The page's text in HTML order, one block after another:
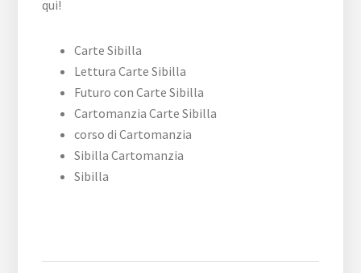
Carte Sibilla
Lettura Carte Sibilla
Futuro con Carte Sibilla
Cartomanzia Carte Sibilla
corso di Cartomanzia
Sibilla Cartomanzia
Sibilla